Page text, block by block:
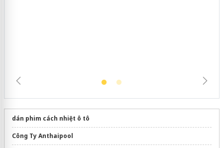
dán phim cách nhiệt ô tô
Công Ty Anthaipool